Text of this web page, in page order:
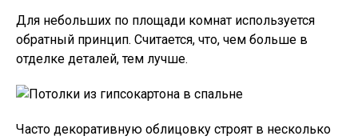
Для небольших по площади комнат используется
обратный принцип. Считается, что, чем больше в
отделке деталей, тем лучше.
Часто декоративную облицовку строят в несколько